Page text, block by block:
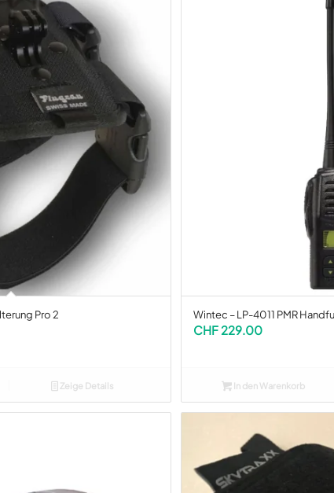
Pro 2
Zeige Details
Wintec – LP-4011 PMR
CHF229.00
In den Warenkorb